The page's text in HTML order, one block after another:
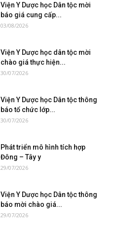
Viện Y Dược học Dân tộc mời
báo giá cung cấp...
03/08/2026
Viện Y Dược học dân tộc mời
chào giá thực hiện...
30/07/2026
Viện Y Dược học Dân tộc thông
báo tổ chức lớp...
30/07/2026
Phát triển mô hình tích hợp
Đông – Tây y
29/07/2026
Viện Y Dược học Dân tộc thông
báo mời chào giá...
29/07/2026